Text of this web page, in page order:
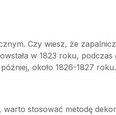
Czy wiesz, że
w 1823 roku, podczas
około 1826-1827 roku.
warto stosować metodę